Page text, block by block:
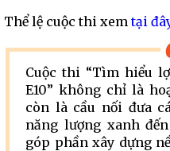
Thể lệ cuộc thi xemtại
Cuộc thi “Tìm hiểu
E10” không chỉ là
còn là cầu nối đưa
năng lượng xanh
góp phần xây dựng